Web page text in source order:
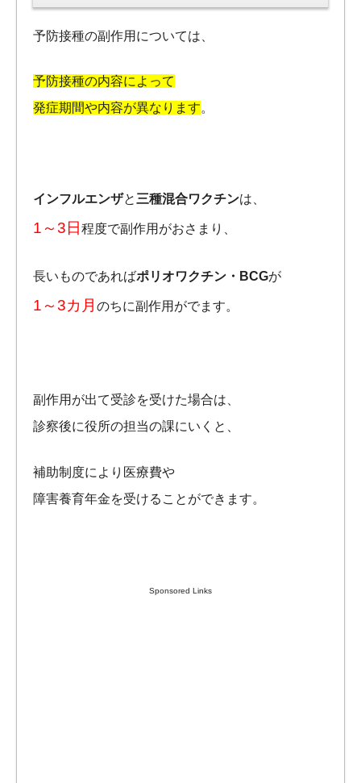
予防接種の副作用については、
予防接種の内容によって
発症期間や内容が異なります。
インフルエンザと 三種混合ワクチンは、
1～3日 程度で副作用がおさまり、
長いものであればポリオワクチン・BCGが
1～3カ月 のちに副作用がでます。
副作用が出て受診を受けた場合は、
診察後に役所の担当の課にいくと、
補助制度により医療費や
障害養育年金を受けることができます。
Sponsored Links